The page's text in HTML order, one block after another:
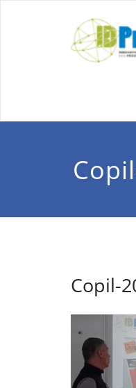
Copil-